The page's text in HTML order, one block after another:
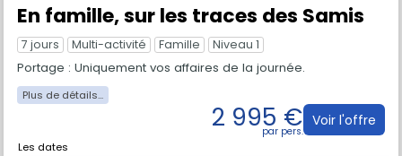
En famille, sur les traces des Samis
7 jours Multi-activité Famille Niveau 1
Portage : Uniquement vos affaires de la journée.
2 995 € Voir l'offre
Les dates